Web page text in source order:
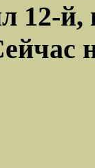
12-й,